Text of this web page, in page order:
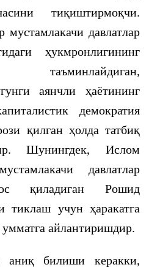
тиқиштирмоқчи.
давлатлар
ҳукмронлигининг
таъминлайдиган,
аянчли ҳаётининг
демократия
қилган ҳолда татбиқ
Шунингдек, Ислом
давлатлар
қиладиган Рошид
тиклаш учун ҳаракатга
айлантиришдир.
аниқ билиши керакки,